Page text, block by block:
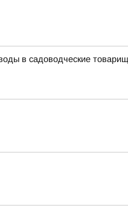
в садоводческие